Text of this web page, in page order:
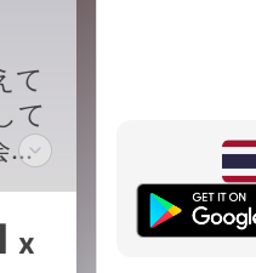
て
て
で
性
x